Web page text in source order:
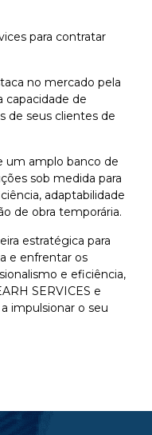
para contratar
no mercado pela
capacidade de
de seus clientes de
um amplo banco de
sob medida para
adaptabilidade
de obra temporária.
estratégica para
e enfrentar os
e eficiência,
SERVICES e
impulsionar o seu